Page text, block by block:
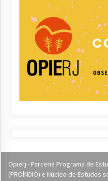
Opierj - Parceria Programa de
(PROÍNDIO) e Núcleo de Estudos